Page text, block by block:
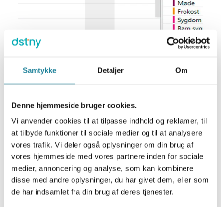
Samtykke Detaljer Om
Denne hjemmeside bruger cookies.
Vi anvender cookies til at tilpasse indhold og reklamer, til
at tilbyde funktioner til sociale medier og til at analysere
vores trafik. Vi deler også oplysninger om din brug af
vores hjemmeside med vores partnere inden for sociale
medier, annoncering og analyse, som kan kombinere
disse med andre oplysninger, du har givet dem, eller som
de har indsamlet fra din brug af deres tjenester.
Kalenderintegration
Exchange, O365, Notes & Google
Exchange-integration giver receptionisterne et fuldt
overblik over kollegernes kalendre og kan se, hvornår
en kollega er tilgængelig igen. Denne integration af